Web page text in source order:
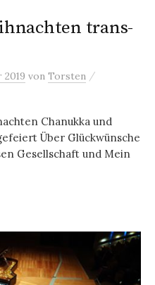
trans-
2019 von Torsten /
Chanukka und
Über Glückwünsche
Gesellschaft und Mein